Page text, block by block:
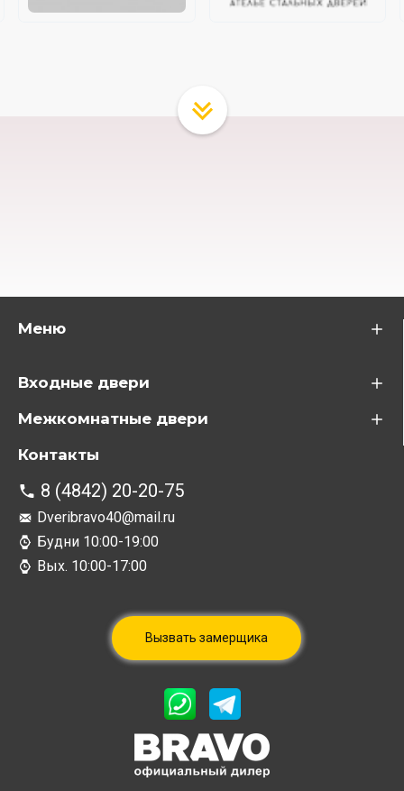
Меню
Входные двери
Межкомнатные двери
Контакты
8 (4842) 20-20-75
Dveribravo40@mail.ru
Будни 10:00-19:00
Вых. 10:00-17:00
Вызвать замерщика